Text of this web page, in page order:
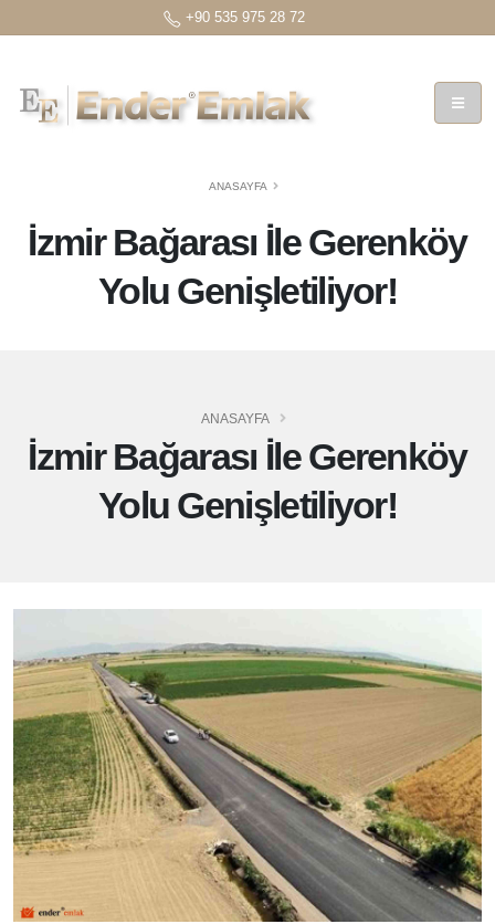
+90 535 975 28 72
İzmir Bağarası İle Gerenköy
Yolu Genişletiliyor!
ANASAYFA
İzmir Bağarası İle Gerenköy
Yolu Genişletiliyor!
ANASAYFA